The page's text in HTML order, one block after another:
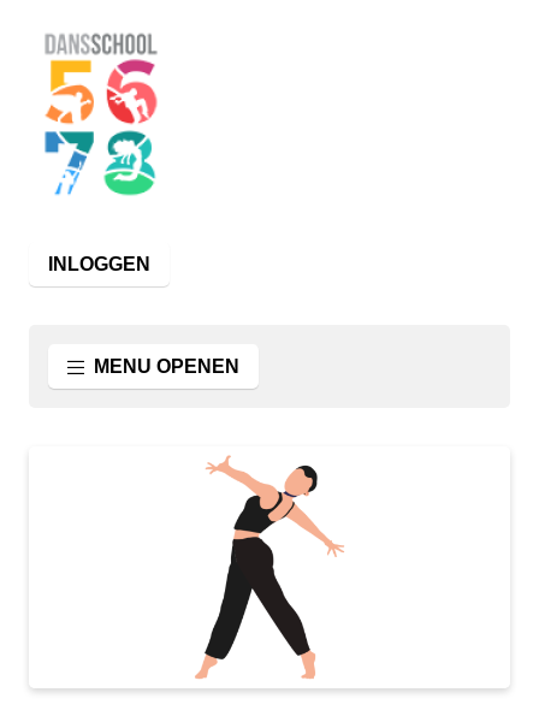
INLOGGEN
MENU OPENEN